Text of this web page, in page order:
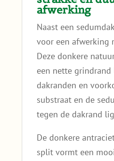
afwerking
Naast een
voor een afwerking
Deze donkere
een nette grindrand
dakranden en
substraat en de
tegen de dakrand
De donkere
split vormt een